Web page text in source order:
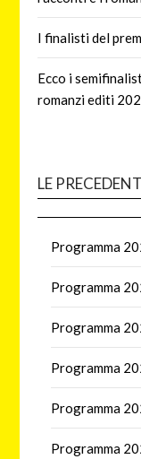
I finalisti del
Ecco i
romanzi editi
LE
Programma
Programma
Programma
Programma
Programma
Programma